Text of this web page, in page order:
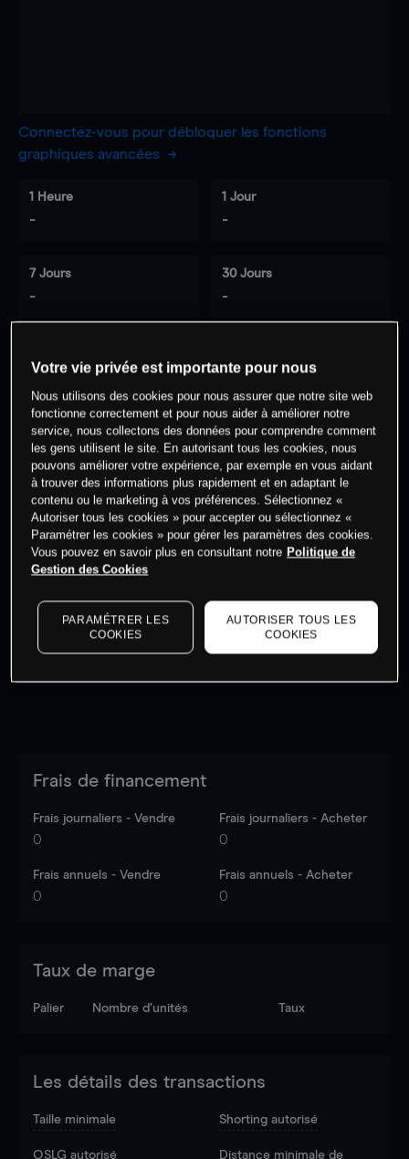
Connectez-vous pour débloquer les fonctions
graphiques avancées
1 Heure
-
1 Jour
-
7 Jours
-
30 Jours
-
0% des clients ont une position à
cet actif
Commencez à trader
Les prix sont indicatifs.
dernières données du marché.Log into see latest
market data
Frais de financement
Frais journaliers - Vendre
0
Frais journaliers - Acheter
0
Frais annuels - Vendre
0
Frais annuels - Acheter
0
Taux de marge
Palier Nombre d’unités Taux
Les détails des transactions
Taille minimale Shorting autorisé
OSLG autorisé
Distance minimale de
Votre vie privée est importante pour nous
Nous utilisons des cookies pour nous assurer que notre site web
fonctionne correctement et pour nous aider à améliorer notre
service, nous collectons des données pour comprendre comment
les gens utilisent le site. En autorisant tous les cookies, nous
pouvons améliorer votre expérience, par exemple en vous aidant
à trouver des informations plus rapidement et en adaptant le
contenu ou le marketing à vos préférences. Sélectionnez «
Autoriser tous les cookies » pour accepter ou sélectionnez «
Paramétrer les cookies » pour gérer les paramètres des cookies.
Vous pouvez en savoir plus en consultant notre Politique de
Gestion des Cookies
PARAMÉTRER LES
COOKIES
AUTORISER TOUS LES
COOKIES